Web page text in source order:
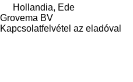
Hollandia, Ede
Grovema BV
Kapcsolatfelvétel az eladóval